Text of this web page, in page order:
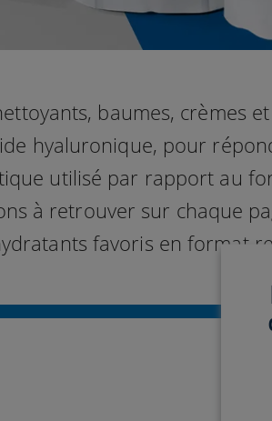
baumes, crèmes
hyaluronique, pour
utilisé par rapport au
à retrouver sur chaque
favoris en format